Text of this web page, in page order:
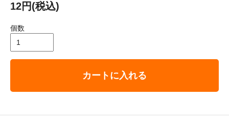
12円(税込)
個数
カートに入れる